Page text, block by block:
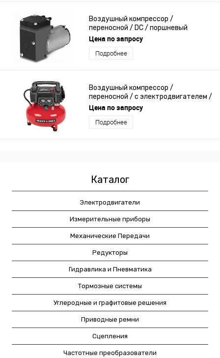
Воздушный компрессор /
переносной / DC / поршневый
Цена по запросу
Подробнее
Воздушный компрессор /
переносной / с электродвигателем /
поршневый
Цена по запросу
Подробнее
Каталог
Электродвигатели
Измерительные приборы
Механические Передачи
Редукторы
Гидравлика и Пневматика
Тормозные системы
Углеродные и графитовые решения
Приводные ремни
Сцепления
Частотные преобразователи